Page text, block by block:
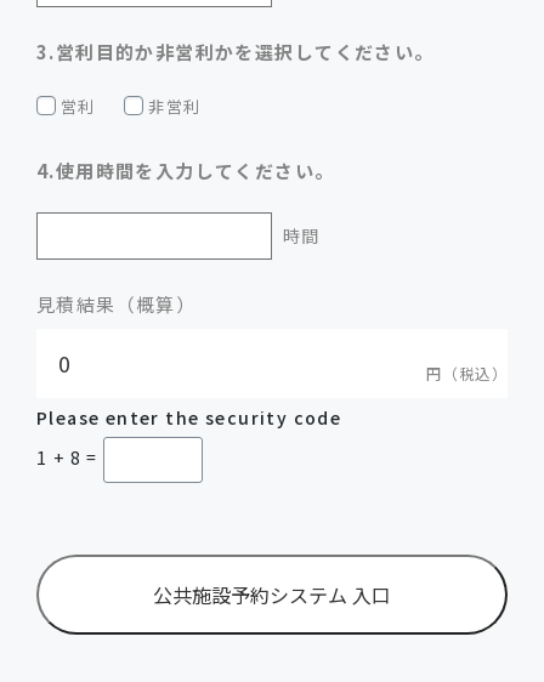
3.営利目的か非営利かを選択してください。
営利 非営利
4.使用時間を入力してください。
見積結果（概算）
Please enter the security code
1 + 8 =